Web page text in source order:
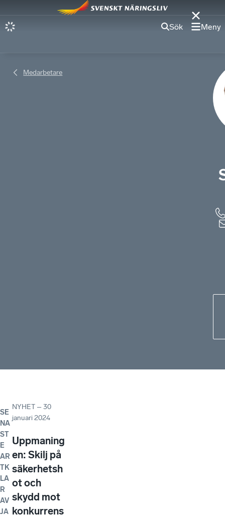
Sök Meny
Medarbetare
SE
NA
ST
E
AR
TK
LA
R
AV
JA
NYHET –30
januari 2024
Uppmaning
en: Skilj på
säkerhetsh
ot och
skydd mot
konkurrens